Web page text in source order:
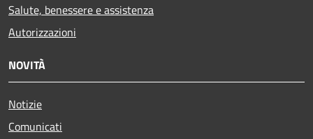
Salute, benessere e assistenza
Autorizzazioni
NOVITÀ
Notizie
Comunicati